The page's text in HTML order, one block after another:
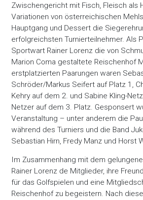
Zwischengericht mit Fisch, Fleisch als
Variationen von österreichischen
Hauptgang und Dessert die
erfolgreichsten Turnierteilnehmer. Als
Sportwart Rainer Lorenz die von
Marion Coma gestaltete Reischenhof
erstplatzierten Paarungen waren
Schröder/Markus Seifert auf Platz 1,
Kehry auf dem 2. und Sabine Kling-
Netzer auf dem 3. Platz. Gesponsert
Veranstaltung – unter anderem die
während des Turniers und die Band
Sebastian Hirn, Fredy Manz und Horst
Im Zusammenhang mit dem
Rainer Lorenz de Mitglieder, ihre
für das Golfspielen und eine
Reischenhof zu begeistern. Nach